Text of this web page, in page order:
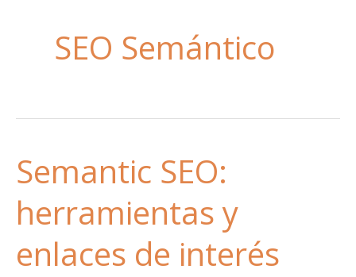
SEO Semántico
Semantic SEO:
herramientas y
enlaces de interés